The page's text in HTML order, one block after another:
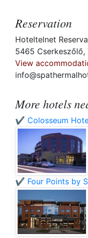
Reservation
Hoteltelnet
5465 Cserkeszőlő,
View
More hotels
✔️ Colosseum
✔️ Four Points by